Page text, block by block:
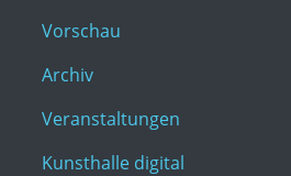
Vorschau
Archiv
Veranstaltungen
Kunsthalle digital